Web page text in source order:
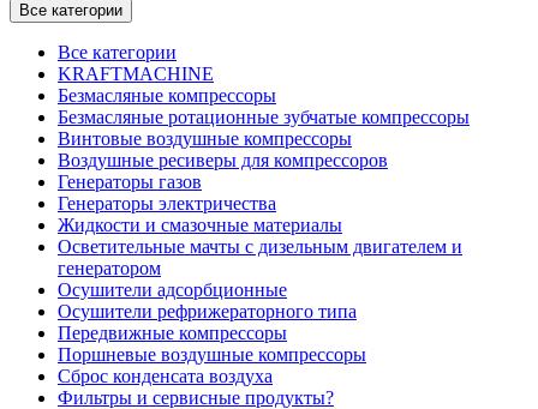
Все категории
Все категории
KRAFTMACHINE
Безмасляные компрессоры
Безмасляные ротационные зубчатые компрессоры
Винтовые воздушные компрессоры
Воздушные ресиверы для компрессоров
Генераторы газов
Генераторы электричества
Жидкости и смазочные материалы
Осветительные мачты с дизельным двигателем и
генератором
Осушители адсорбционные
Осушители рефрижераторного типа
Передвижные компрессоры
Поршневые воздушные компрессоры
Сброс конденсата воздуха
Фильтры и сервисные продукты?